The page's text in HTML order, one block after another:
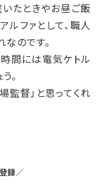
いたときやお昼ご飯
ルファとして、職人
のです。
間には電気ケトル
。
監督」と思ってくれ
録／